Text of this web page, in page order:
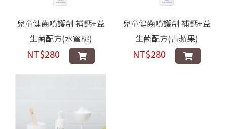
兒童健齒噴護劑 補鈣+益
生菌配方(水蜜桃)
NT$280
兒童健齒噴護劑 補鈣+益
生菌配方(青蘋果)
NT$280